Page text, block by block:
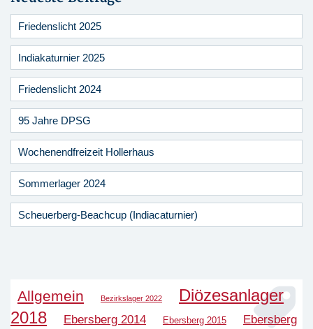
Friedenslicht 2025
Indiakaturnier 2025
Friedenslicht 2024
95 Jahre DPSG
Wochenendfreizeit Hollerhaus
Sommerlager 2024
Scheuerberg-Beachcup (Indiacaturnier)
Allgemein Bezirkslager 2022
Diözesanlager
2018
Ebersberg 2014 Ebersberg 2015
Ebersberg